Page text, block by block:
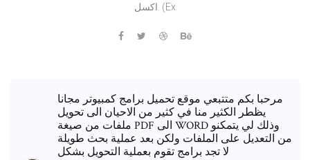
اكسل. (Ex
مرحبا بكم متتبعي موقع تحميل برامج كمبيوتر مجانا
يظطر الكثير منا في كثير من الاحيان الى تحويل
ملفات من صيغة PDF الى WORD وذلك لي يتمكنو
من التعديل على الملفات ولكن بعد عملية بحث طويلة
لا تجد برامج تقوم بعملية التحويل بشكل